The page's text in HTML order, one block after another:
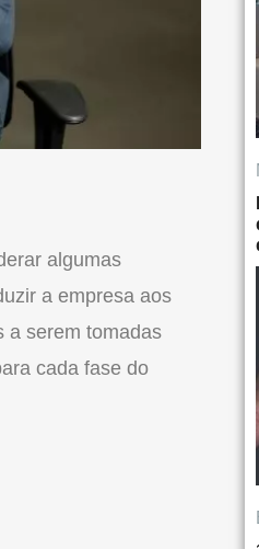
algumas
a empresa aos
a serem tomadas
cada fase do